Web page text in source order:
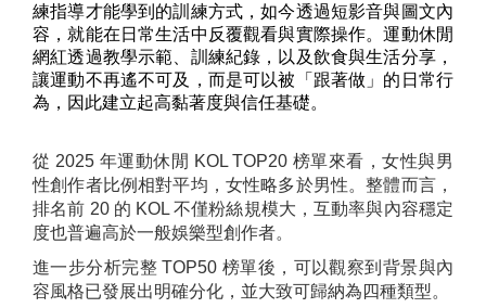
練指導才能學到的訓練方式，如今透過短影音與圖文內
容，就能在日常生活中反覆觀看與實際操作。運動休閒
網紅透過教學示範、訓練紀錄，以及飲食與生活分享，
讓運動不再遙不可及，而是可以被「跟著做」的日常行
為，因此建立起高黏著度與信任基礎。
從 2025 年運動休閒 KOL TOP20 榜單來看，女性與男
性創作者比例相對平均，女性略多於男性。整體而言，
排名前 20 的 KOL 不僅粉絲規模大，互動率與內容穩定
度也普遍高於一般娛樂型創作者。
進一步分析完整 TOP50 榜單後，可以觀察到背景與內
容風格已發展出明確分化，並大致可歸納為四種類型。